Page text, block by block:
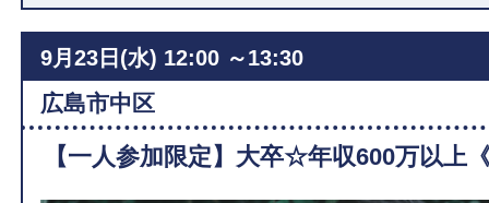
9月23日(水) 12:00 ～13:30
広島市中区
【一人参加限定】大卒☆年収600万以上